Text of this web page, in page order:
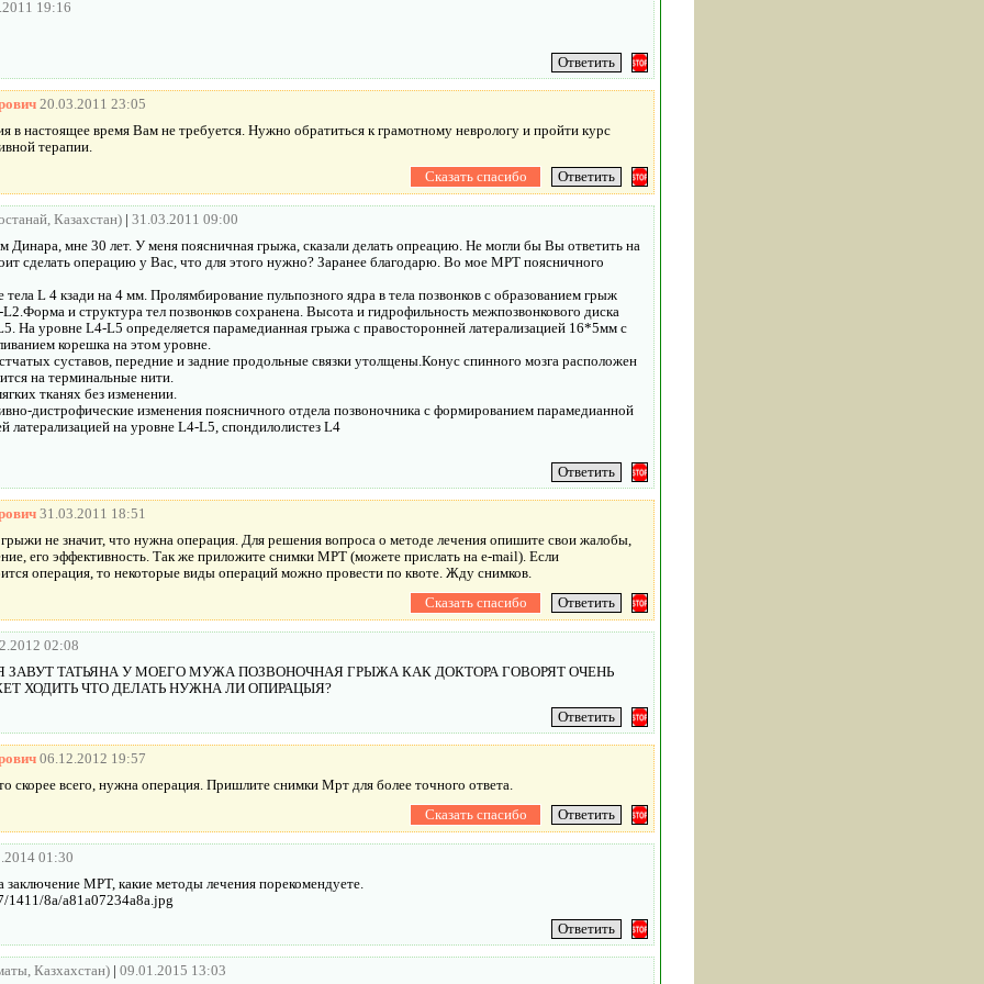
19:16
20.03.2011 23:05
в настоящее время Вам не требуется. Нужно обратиться к грамотному неврологу и пройти курс
терапии.
Казахстан) | 31.03.2011 09:00
Динара, мне 30 лет. У меня поясничная грыжа, сказали делать опреацию. Не могли бы Вы ответить на
сделать операцию у Вас, что для этого нужно? Заранее благодарю. Во мое МРТ поясничного
L 4 кзади на 4 мм. Пролямбирование пульпозного ядра в тела позвонков с образованием грыж
и структура тел позвонков сохранена. Высота и гидрофильность межпозвонкового диска
На уровне L4-L5 определяется парамедианная грыжа с правосторонней латерализацией 16*5мм с
корешка на этом уровне.
суставов, передние и задние продольные связки утолщены.Конус спинного мозга расположен
на терминальные нити.
тканях без изменении.
дистрофические изменения поясничного отдела позвоночника с формированием парамедианной
латерализацией на уровне L4-L5, спондилолистез L4
31.03.2011 18:51
не значит, что нужна операция. Для решения вопроса о методе лечения опишите свои жалобы,
его эффективность. Так же приложите снимки МРТ (можете прислать на e-mail). Если
операция, то некоторые виды операций можно провести по квоте. Жду снимков.
02:08
ЗАВУТ ТАТЬЯНА У МОЕГО МУЖА ПОЗВОНОЧНАЯ ГРЫЖА КАК ДОКТОРА ГОВОРЯТ ОЧЕНЬ
ХОДИТЬ ЧТО ДЕЛАТЬ НУЖНА ЛИ ОПИРАЦЫЯ?
06.12.2012 19:57
скорее всего, нужна операция. Пришлите снимки Мрт для более точного ответа.
01:30
заключение МРТ, какие методы лечения порекомендуете.
8a/a81a07234a8a.jpg
Казхахстан) | 09.01.2015 13:03